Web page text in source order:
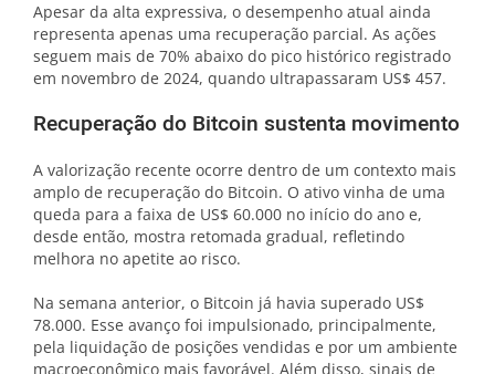
Apesar da alta expressiva, o desempenho atual ainda
representa apenas uma recuperação parcial. As ações
seguem mais de 70% abaixo do pico histórico registrado
em novembro de 2024, quando ultrapassaram US$ 457.
Recuperação do Bitcoin sustenta movimento
A valorização recente ocorre dentro de um contexto mais
amplo de recuperação do Bitcoin. O ativo vinha de uma
queda para a faixa de US$ 60.000 no início do ano e,
desde então, mostra retomada gradual, refletindo
melhora no apetite ao risco.
Na semana anterior, o Bitcoin já havia superado US$
78.000. Esse avanço foi impulsionado, principalmente,
pela liquidação de posições vendidas e por um ambiente
macroeconômico mais favorável. Além disso, sinais de